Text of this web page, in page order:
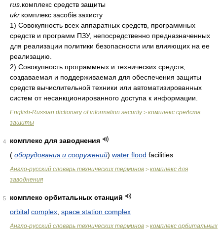
rus. комплекс средств защиты
ukr. комплекс засобів захисту
1) Совокупность всех аппаратных средств, программных
средств и программ ПЗУ, непосредственно предназначенных
для реализации политики безопасности или влияющих на ее
реализацию.
2) Совокупность программных и технических средств,
создаваемая и поддерживаемая для обеспечения защиты
средств вычислительной техники или автоматизированных
систем от несанкционированного доступа к информации.
English-Russian dictionary of information security> комплекс средств
защиты
4
комплекс для заводнения
( оборудования и сооружений) water flood facilities
Англо-русский словарь технических терминов > комплекс для
заводнения
5
комплекс орбитальных станций
orbital complex space station complex
Англо-русский словарь технических терминов > комплекс орбитальных